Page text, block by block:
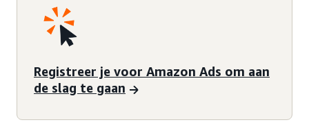
Registreer je voor Amazon Ads om aan
de slag te gaan